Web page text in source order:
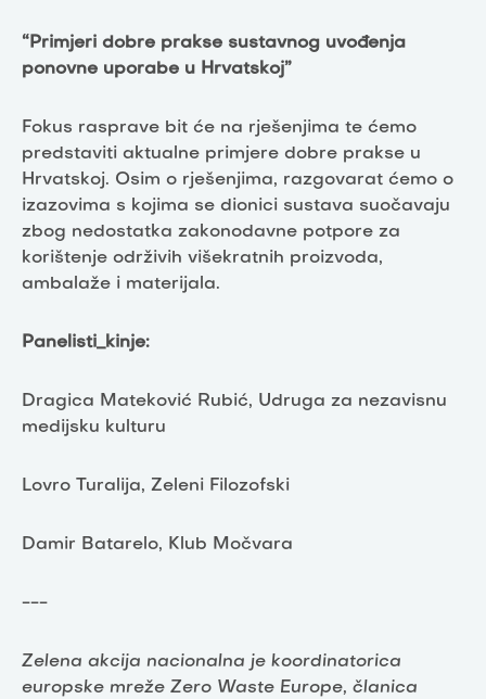
“Primjeri dobre prakse sustavnog uvođenja
ponovne uporabe u Hrvatskoj”
Fokus rasprave bit će na rješenjima te ćemo
predstaviti aktualne primjere dobre prakse u
Hrvatskoj. Osim o rješenjima, razgovarat ćemo o
izazovima s kojima se dionici sustava suočavaju
zbog nedostatka zakonodavne potpore za
korištenje održivih višekratnih proizvoda,
ambalaže i materijala.
Panelisti_kinje:
Dragica Mateković Rubić, Udruga za nezavisnu
medijsku kulturu
Lovro Turalija, Zeleni Filozofski
Damir Batarelo, Klub Močvara
---
Zelena akcija nacionalna je koordinatorica
europske mreže Zero Waste Europe, članica